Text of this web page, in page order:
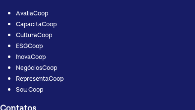
AvaliaCoop
CapacitaCoop
CulturaCoop
ESGCoop
InovaCoop
NegóciosCoop
RepresentaCoop
Sou Coop